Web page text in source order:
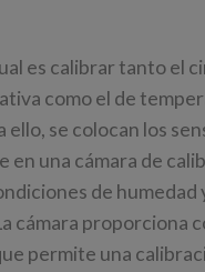
es calibrar tanto el
como el de
ello, se colocan los
en una cámara de
de
cámara proporciona
permite una